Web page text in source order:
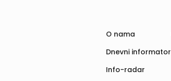
O nama
Dnevni informator
Info-radar